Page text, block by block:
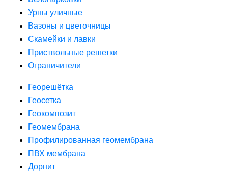
Урны уличные
Вазоны и цветочницы
Скамейки и лавки
Приствольные решетки
Ограничители
Георешётка
Геосетка
Геокомпозит
Геомембрана
Профилированная геомембрана
ПВХ мембрана
Дорнит